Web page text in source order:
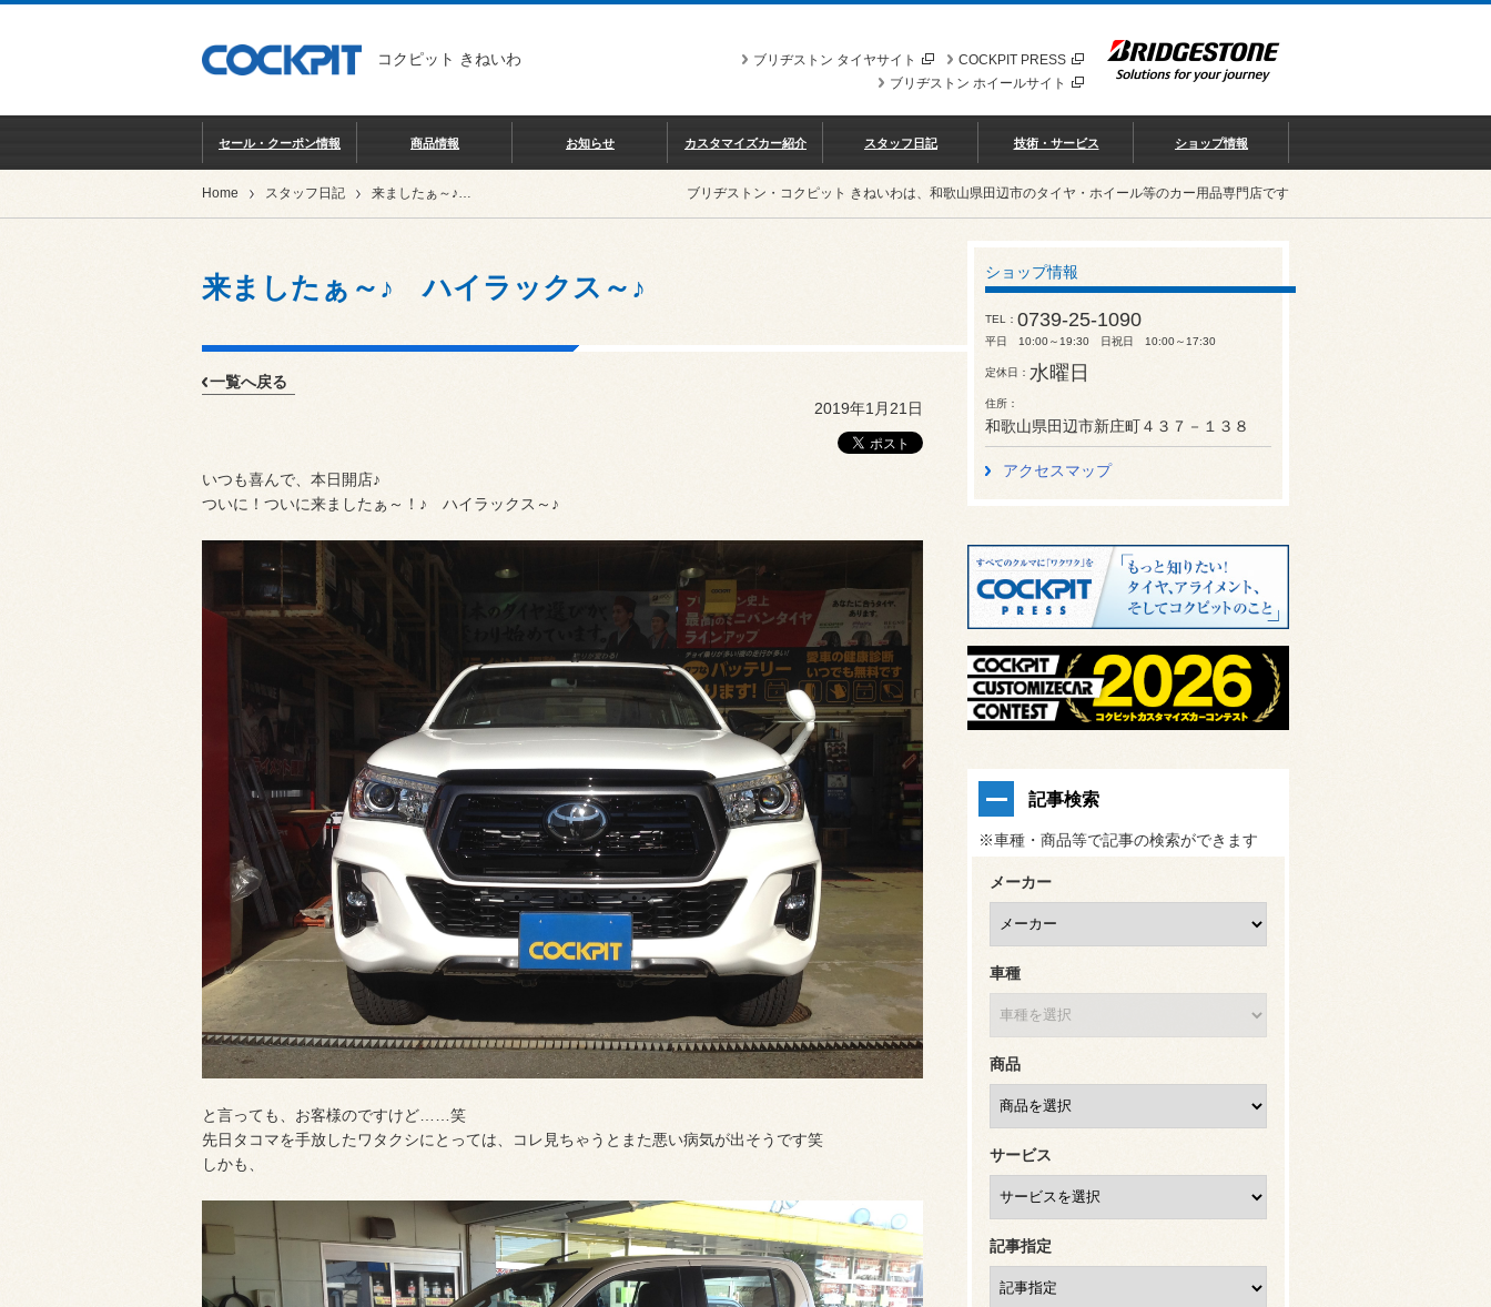
コクピット きねいわ COCKPIT PRESS
ブリヂストン タイヤサイト
ブリヂストン ホイールサイト
セール・クーポン情報 商品情報 お知らせ カスタマイズカー紹介 スタッフ日記 技術・サービス ショップ情報
Home スタッフ日記 来ましたぁ～♪ ハイラックス～♪ ブリヂストン・コクピット きねいわは、和歌山県田辺市のタイヤ・ホイール等のカー用品専門店です
来ましたぁ～♪ ハイラックス～♪
一覧へ戻る
2019年1月21日
いつも喜んで、本日開店♪
ついに！ついに来ましたぁ～！♪ ハイラックス～♪
と言っても、お客様のですけど……笑
先日タコマを手放したワタクシにとっては、コレ見ちゃうとまた悪い病気が出そうです笑
しかも、
ショップ情報
TEL 0739-25-1090
平日 10:00～19:30 日祝日 10:00～17:30
定休日 水曜日
住所
和歌山県田辺市新庄町４３７－１３８
アクセスマップ
記事検索
※車種・商品等で記事の検索ができます
メーカー
車種
商品
サービス
記事指定